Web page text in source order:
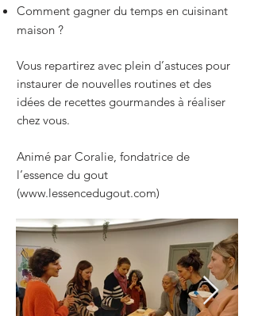
Comment gagner du temps en cuisinant
maison ?
Vous repartirez avec plein d’astuces pour
instaurer de nouvelles routines et des
idées de recettes gourmandes à réaliser
chez vous.
Animé par Coralie, fondatrice de
l’essence du gout
(www.lessencedugout.com)